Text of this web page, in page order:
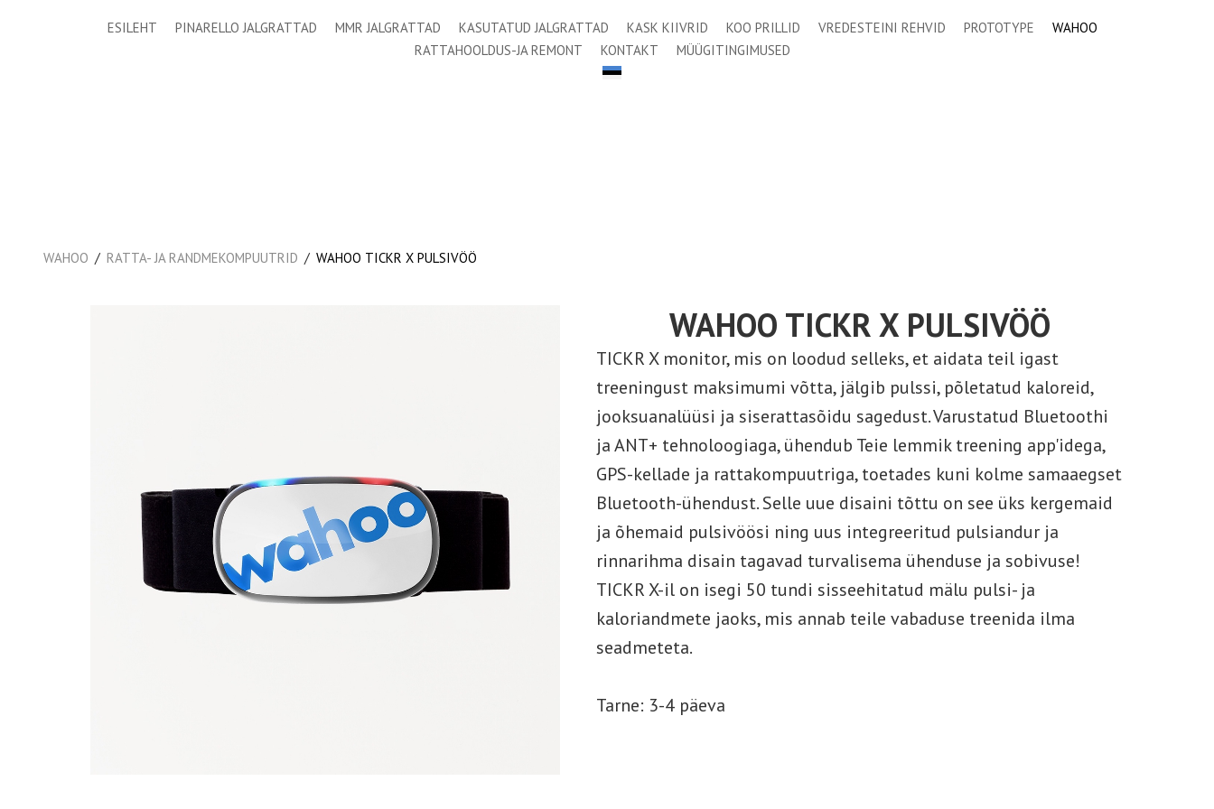
ESILEHT PINARELLO JALGRATTAD MMR JALGRATTAD KASUTATUD JALGRATTAD KASK KIIVRID KOO PRILLID VREDESTEINI REHVID PROTOTYPE
WAHOO
RATTAHOOLDUS-JA REMONT
KONTAKT MÜÜGITINGIMUSED
WAHOO / RATTA- JA RANDMEKOMPUUTRID / WAHOO TICKR X PULSIVÖÖ
WAHOO TICKR X PULSIVÖÖ
TICKR X monitor, mis on loodud selleks, et aidata teil igast
treeningust maksimumi võtta, jälgib pulssi, põletatud kaloreid,
jooksuanalüüsi ja siserattasõidu sagedust. Varustatud Bluetoothi
ja ANT+ tehnoloogiaga, ühendub Teie lemmik treening app'idega,
GPS-kellade ja rattakompuutriga, toetades kuni kolme samaaegset
Bluetooth-ühendust. Selle uue disaini tõttu on see üks kergemaid
ja õhemaid pulsivöösi ning uus integreeritud pulsiandur ja
rinnarihma disain tagavad turvalisema ühenduse ja sobivuse!
TICKR X-il on isegi 50 tundi sisseehitatud mälu pulsi- ja
kaloriandmete jaoks, mis annab teile vabaduse treenida ilma
seadmeteta.
Tarne: 3-4 päeva